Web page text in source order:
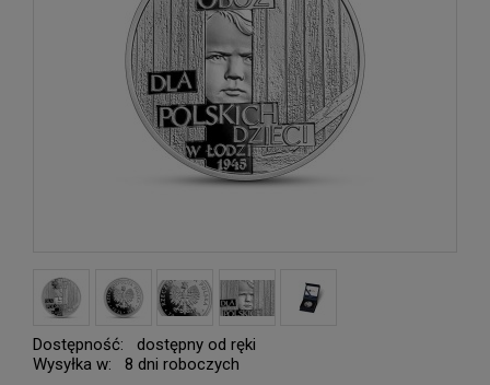
Dostępność:
dostępny od ręki
Wysyłka w:
8 dni roboczych